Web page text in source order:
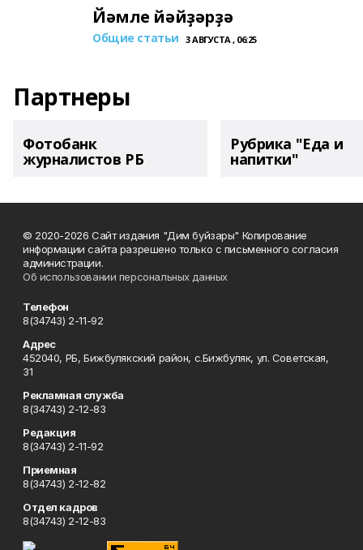
Йәмле йәйҙәрҙә
Общие статьи 3 АВГУСТА , 06:25
Партнеры
Фотобанк
журналистов РБ
Рубрика "Еда и
напитки"
© 2020-2026 Сайт издания "Дим буйзары" Копирование
информации сайта разрешено только с письменного согласия
администрации.
Об использовании персональных данных
Телефон
8(34743) 2-11-92
Адрес
452040, РБ, Бижбулякский район, с.Бижбуляк, ул. Советская,
31
Рекламная служба
8(34743) 2-12-83
Редакция
8(34743) 2-11-92
Приемная
8(34743) 2-12-82
Отдел кадров
8(34743) 2-12-83